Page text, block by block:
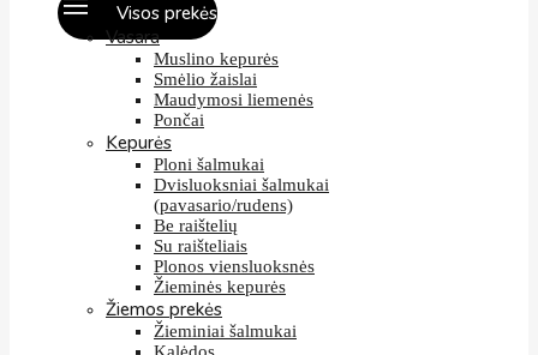
Visos prekės
Vasara
Muslino kepurės
Smėlio žaislai
Maudymosi liemenės
Pončai
Kepurės
Ploni šalmukai
Dvisluoksniai šalmukai
(pavasario/rudens)
Be raištelių
Su raišteliais
Plonos viensluoksnės
Žieminės kepurės
Žiemos prekės
Žieminiai šalmukai